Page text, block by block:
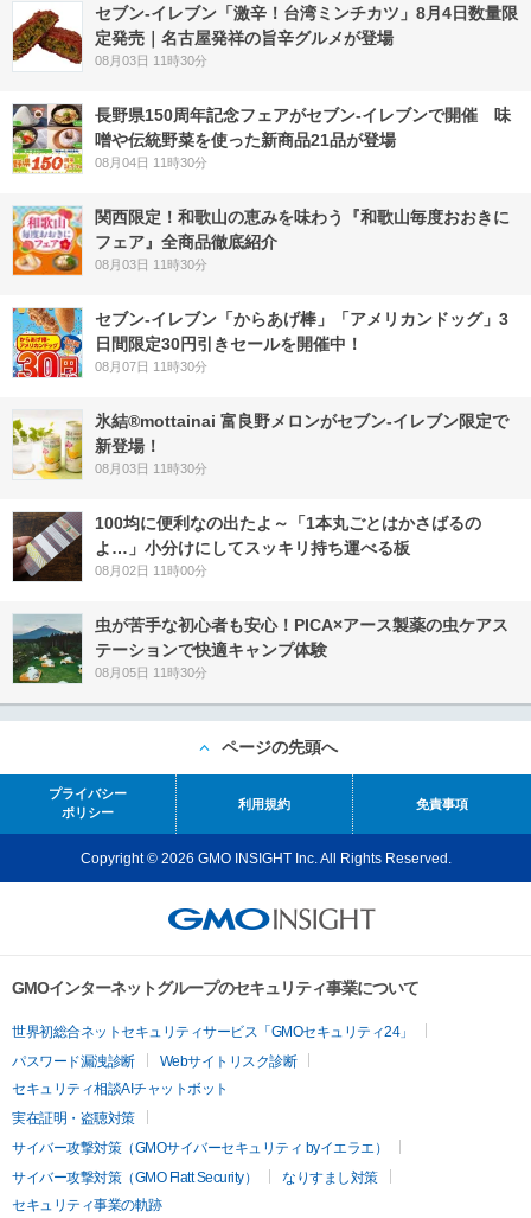
セブン-イレブン「激辛！台湾ミンチカツ」8月4日数量限
定発売｜名古屋発祥の旨辛グルメが登場
08月03日 11時30分
長野県150周年記念フェアがセブン-イレブンで開催 味
噌や伝統野菜を使った新商品21品が登場
08月04日 11時30分
関西限定！和歌山の恵みを味わう『和歌山毎度おおきに
フェア』全商品徹底紹介
08月03日 11時30分
セブン‐イレブン「からあげ棒」「アメリカンドッグ」3
日間限定30円引きセールを開催中！
08月07日 11時30分
氷結®mottainai 富良野メロンがセブン‐イレブン限定で
新登場！
08月03日 11時30分
100均に便利なの出たよ～「1本丸ごとはかさばるの
よ…」小分けにしてスッキリ持ち運べる板
08月02日 11時00分
虫が苦手な初心者も安心！PICA×アース製薬の虫ケアス
テーションで快適キャンプ体験
08月05日 11時30分
ページの先頭へ
プライバシー
ポリシー
利用規約 免責事項
Copyright © 2026 GMO INSIGHT Inc. All Rights Reserved.
GMOインターネットグループのセキュリティ事業について
世界初総合ネットセキュリティサービス「GMOセキュリティ24」
パスワード漏洩診断
Webサイトリスク診断
セキュリティ相談AIチャットボット
実在証明・盗聴対策
サイバー攻撃対策（GMOサイバーセキュリティ byイエラエ）
サイバー攻撃対策（GMO Flatt Security）
なりすまし対策
セキュリティ事業の軌跡